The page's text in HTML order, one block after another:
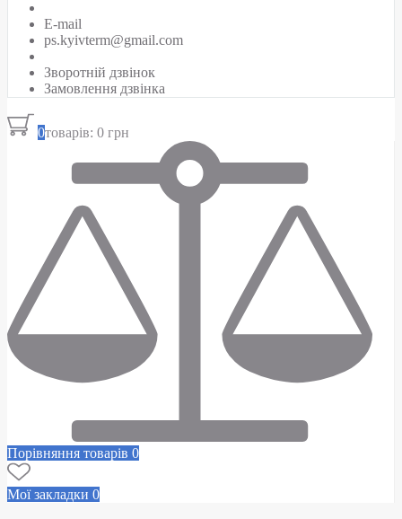
E-mail
ps.kyivterm@gmail.com
Зворотній дзвінок
Замовлення дзвінка
0товарів: 0 грн
Порівняння товарів 0
Мої закладки 0